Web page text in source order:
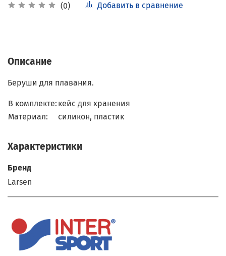
(0) Добавить в сравнение
Описание
Беруши для плавания.
В комплекте: кейс для хранения
Материал:
силикон, пластик
Характеристики
Бренд
Larsen